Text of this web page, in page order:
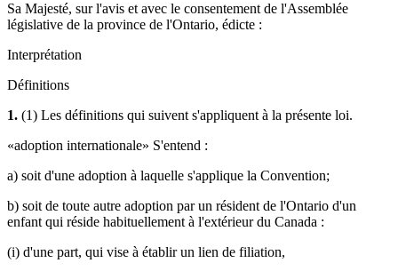
Sa Majesté, sur l'avis et avec le consentement de l'Assemblée
législative de la province de l'Ontario, édicte :
Interprétation
Définitions
1. (1) Les définitions qui suivent s'appliquent à la présente loi.
«adoption internationale» S'entend :
a) soit d'une adoption à laquelle s'applique la Convention;
b) soit de toute autre adoption par un résident de l'Ontario d'un
enfant qui réside habituellement à l'extérieur du Canada :
(i) d'une part, qui vise à établir un lien de filiation,